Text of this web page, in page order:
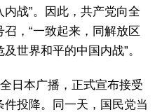
战”。因此，共产党向全
，“一致起来，同解放区
世界和平的中国内战”。
日本广播，正式宣布接受
件投降。同一天，国民党当